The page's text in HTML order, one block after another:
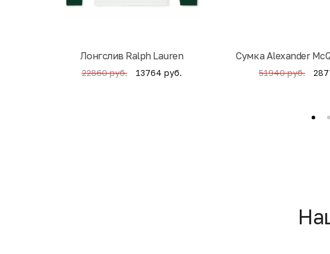
Лонгслив Ralph Lauren
22860 руб. 13764 руб.
Cумка Alexander
51940 руб.